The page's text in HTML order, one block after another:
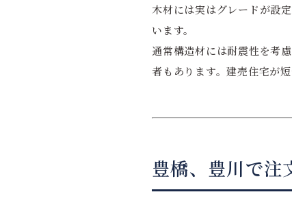
木材には実はグレードが設
います。
通常構造材には耐震性を考
者もあります。建売住宅が
豊橋、豊川で注